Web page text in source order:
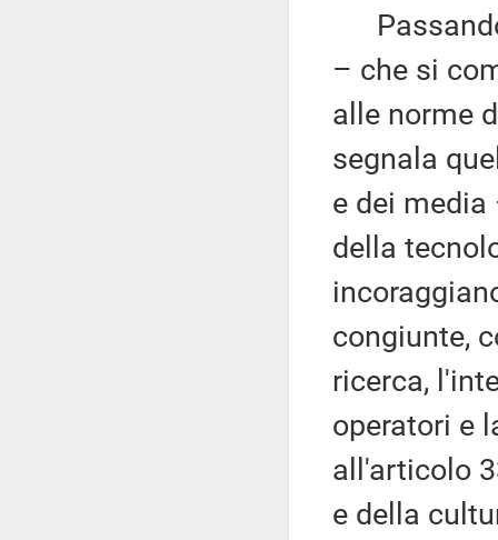
– che si
alle norme
segnala
e dei
della
congiunte,
ricerca,
operatori e
all'articolo
e della